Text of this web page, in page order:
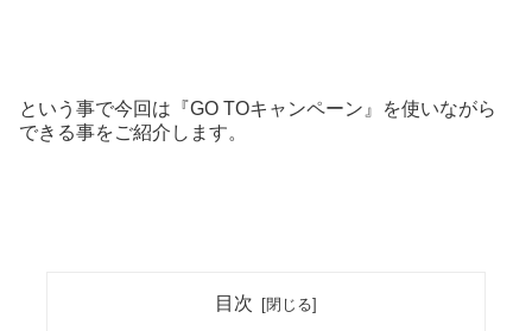
という事で今回は『GO TOキャンペーン』を使いながら
できる事をご紹介します。
目次